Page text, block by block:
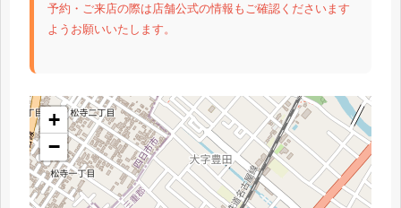
予約・ご来店の際は店舗公式の情報もご確認くださいます
ようお願いいたします。
+
−